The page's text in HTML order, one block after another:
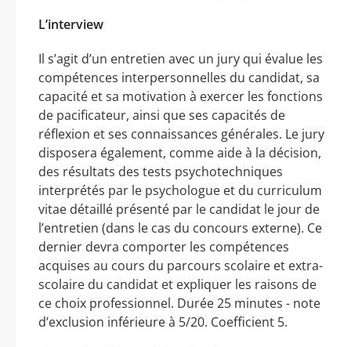
L’interview
Il s’agit d’un entretien avec un jury qui évalue les
compétences interpersonnelles du candidat, sa
capacité et sa motivation à exercer les fonctions
de pacificateur, ainsi que ses capacités de
réflexion et ses connaissances générales. Le jury
disposera également, comme aide à la décision,
des résultats des tests psychotechniques
interprétés par le psychologue et du curriculum
vitae détaillé présenté par le candidat le jour de
l’entretien (dans le cas du concours externe). Ce
dernier devra comporter les compétences
acquises au cours du parcours scolaire et extra-
scolaire du candidat et expliquer les raisons de
ce choix professionnel. Durée 25 minutes - note
d’exclusion inférieure à 5/20. Coefficient 5.